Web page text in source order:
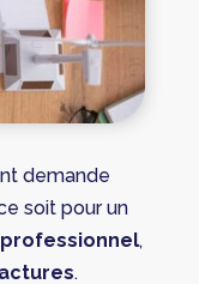
demande
soit pour un
,
.